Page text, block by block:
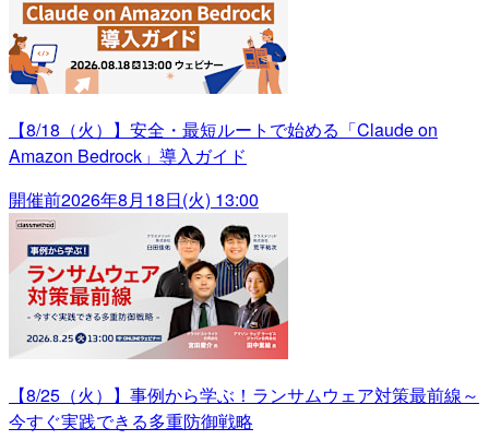
【8/18（火）】安全・最短ルートで始める「Claude on
Amazon Bedrock」導入ガイド
開催前2026年8月18日(火) 13:00
【8/25（火）】事例から学ぶ！ランサムウェア対策最前線～
今すぐ実践できる多重防御戦略